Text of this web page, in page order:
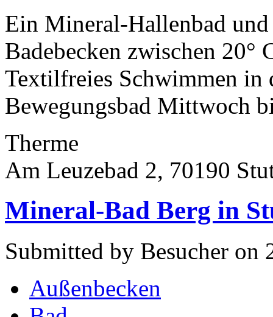
Ein Mineral-Hallenbad
Badebecken zwischen 20°
Textilfreies Schwimmen in
Bewegungsbad Mittwoch
Therme
Am Leuzebad 2, 70190
Mineral-Bad Berg in
Submitted by Besucher on
Außenbecken